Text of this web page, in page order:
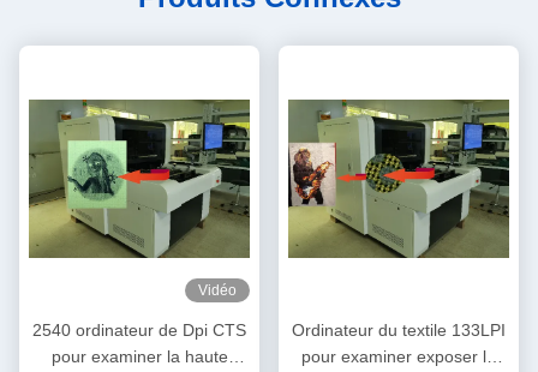
Vidéo
2540 ordinateur de Dpi CTS
pour examiner la haute
Ordinateur du textile 133LPI
pour examiner exposer la